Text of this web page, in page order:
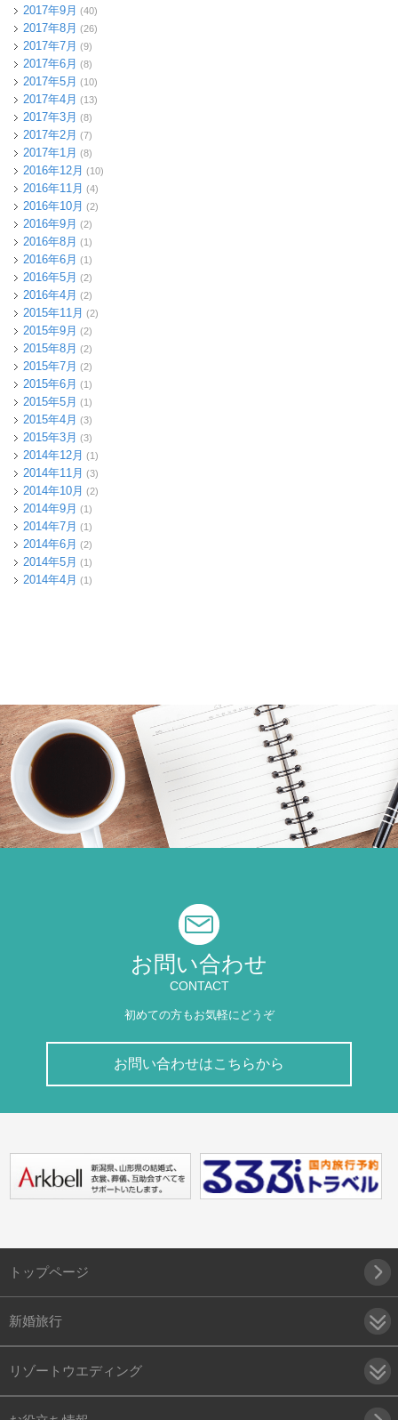
2017年9月 (40)
2017年8月 (26)
2017年7月 (9)
2017年6月 (8)
2017年5月 (10)
2017年4月 (13)
2017年3月 (8)
2017年2月 (7)
2017年1月 (8)
2016年12月 (10)
2016年11月 (4)
2016年10月 (2)
2016年9月 (2)
2016年8月 (1)
2016年6月 (1)
2016年5月 (2)
2016年4月 (2)
2015年11月 (2)
2015年9月 (2)
2015年8月 (2)
2015年7月 (2)
2015年6月 (1)
2015年5月 (1)
2015年4月 (3)
2015年3月 (3)
2014年12月 (1)
2014年11月 (3)
2014年10月 (2)
2014年9月 (1)
2014年7月 (1)
2014年6月 (2)
2014年5月 (1)
2014年4月 (1)
お問い合わせ
CONTACT
初めての方もお気軽にどうぞ
お問い合わせはこちらから
トップページ
新婚旅行
リゾートウエディング